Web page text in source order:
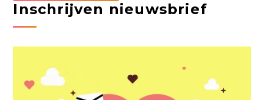
Inschrijven nieuwsbrief